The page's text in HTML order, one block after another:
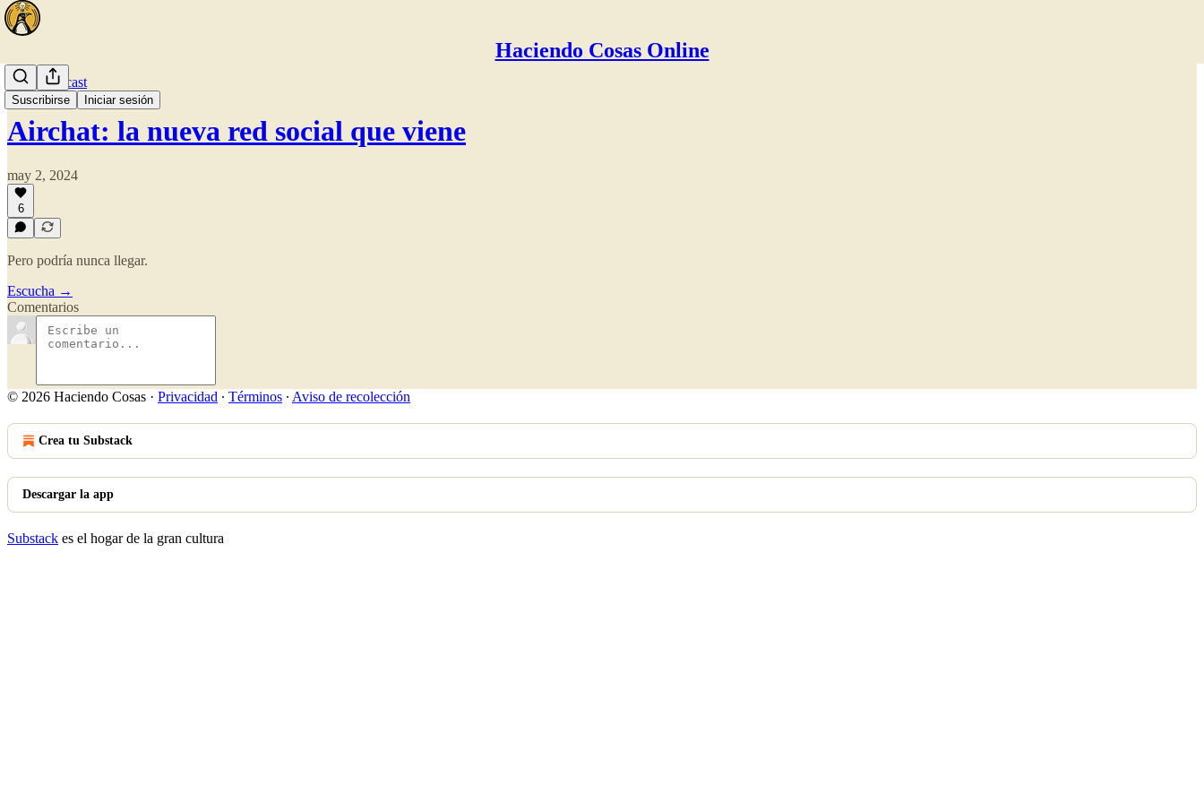
Haciendo Cosas Online
Suscribirse Iniciar sesión
🎧 El Podcast
Airchat: la nueva red social que viene
may 2, 2024
6
Pero podría nunca llegar.
Escucha →
Comentarios
© 2026 Haciendo Cosas · Privacidad ∙ Términos ∙ Aviso de recolección
Crea tu Substack
Descargar la app
Substack es el hogar de la gran cultura